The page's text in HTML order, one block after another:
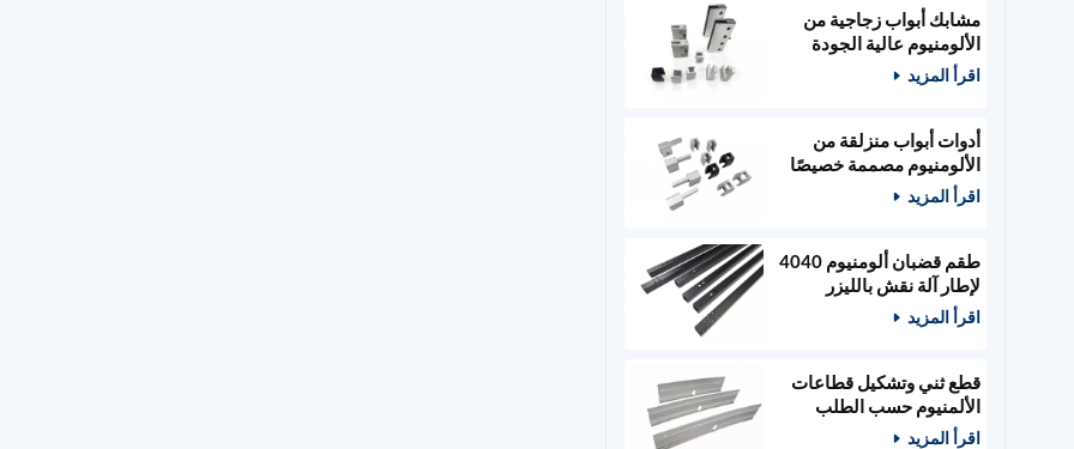
مشابك أبواب زجاجية من
الألومنيوم عالية الجودة
مصممة حسب الطلب،
وأدوات أبواب خشبية
اقرأ المزيد
أدوات أبواب منزلقة من
الألومنيوم مصممة خصيصًا
ومثبتات زجاجية
اقرأ المزيد
طقم قضبان ألومنيوم 4040
لإطار آلة نقش بالليزر
400x400 مم
اقرأ المزيد
قطع ثني وتشكيل قطاعات
الألمنيوم حسب الطلب
اقرأ المزيد